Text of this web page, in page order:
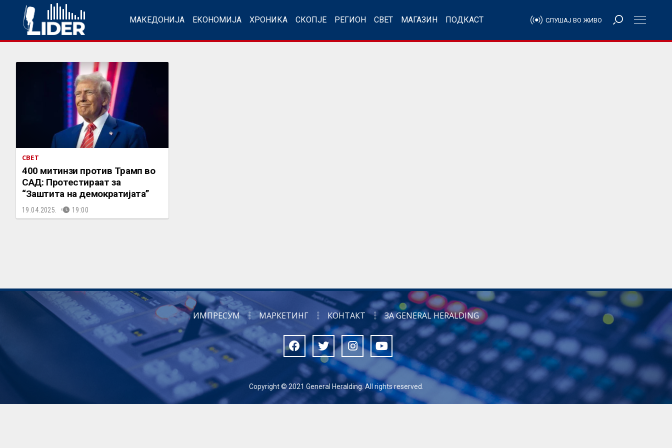
МАКЕДОНИЈА ЕКОНОМИЈА ХРОНИКА СКОПЈЕ РЕГИОН СВЕТ МАГАЗИН ПОДКАСТ СЛУШАЈ ВО ЖИВО
СВЕТ
400 митинзи против Трамп во
САД: Протестираат за
“Заштита на демократијата”
19.04.2025. 19:00
ИМПРЕСУМ МАРКЕТИНГ КОНТАКТ ЗА GENERAL HERALDING
Copyright © 2021 General Heralding. All rights reserved.